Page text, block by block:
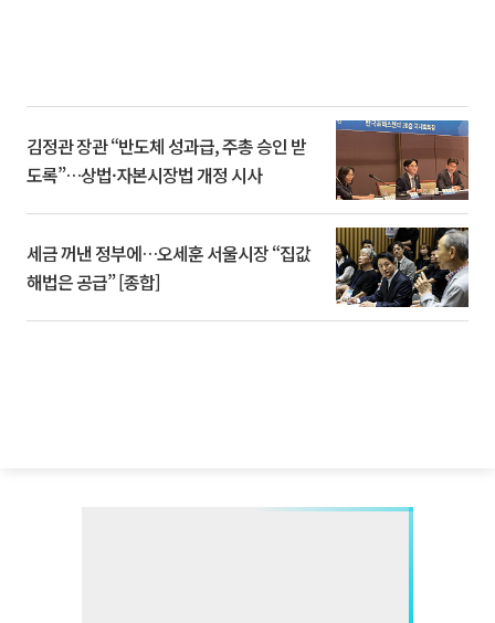
김정관 장관 “반도체 성과급, 주총 승인 받
도록”…상법·자본시장법 개정 시사
세금 꺼낸 정부에…오세훈 서울시장 “집값
해법은 공급” [종합]